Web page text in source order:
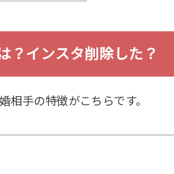
？インスタ削除した？
相手の特徴がこちらです。